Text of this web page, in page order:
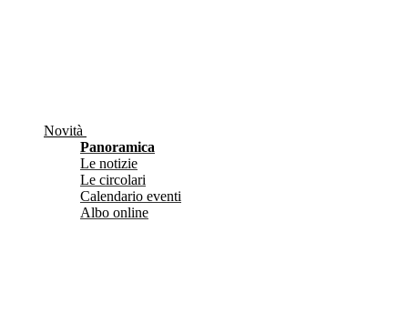
Novità
Panoramica
Le notizie
Le circolari
Calendario eventi
Albo online